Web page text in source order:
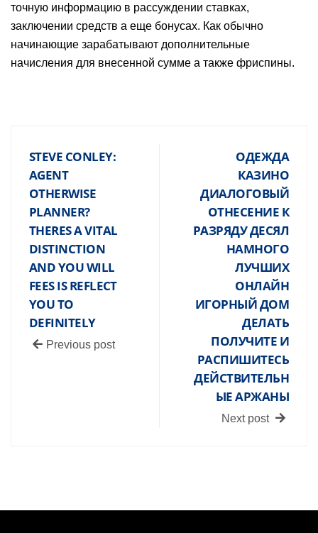
точную информацию в рассуждении ставках,
заключении средств а еще бонусах. Как обычно
начинающие зарабатывают дополнительные
начисления для внесенной сумме а также фриспины.
STEVE CONLEY:
AGENT
OTHERWISE
PLANNER?
THERES A VITAL
DISTINCTION
AND YOU WILL
FEES IS REFLECT
YOU TO
DEFINITELY
Previous post
ОДЕЖДА
КАЗИНО
ДИАЛОГОВЫЙ
ОТНЕСЕНИЕ К
РАЗРЯДУ ДЕСЯЛ
НАМНОГО
ЛУЧШИХ
ОНЛАЙН
ИГОРНЫЙ ДОМ
ДЕЛАТЬ
ПОЛУЧИТЕ И
РАСПИШИТЕСЬ
ДЕЙСТВИТЕЛЬН
ЫЕ АРЖАНЫ
Next post